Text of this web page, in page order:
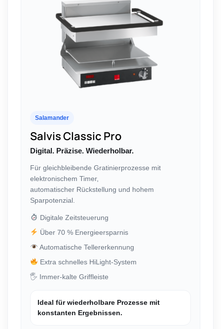
Salamander
Salvis Classic Pro
Digital. Präzise. Wiederholbar.
Für gleichbleibende Gratinierprozesse mit
elektronischem Timer,
automatischer Rückstellung und hohem
Sparpotenzial.
Digitale Zeitsteuerung
Über 70 % Energieersparnis
Automatische Tellererkennung
Extra schnelles HiLight-System
🖐️ Immer-kalte Griffleiste
Ideal für wiederholbare Prozesse mit
konstanten Ergebnissen.